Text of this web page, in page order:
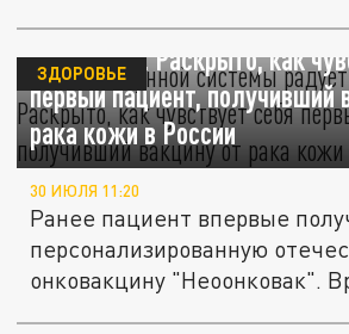
"Ответ иммунной системы
ободряет". Раскрыто, как
первый пациент, получивший
рака кожи в России
ЗДОРОВЬЕ
30 ИЮЛЯ 11:20
Ранее пациент впервые
персонализированную
онковакцину "Неоонковак".